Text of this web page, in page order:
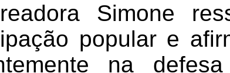
Simone
popular e
na